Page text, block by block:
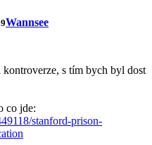
Wannsee
s tím bych byl dost
co jde:
stanford-prison-